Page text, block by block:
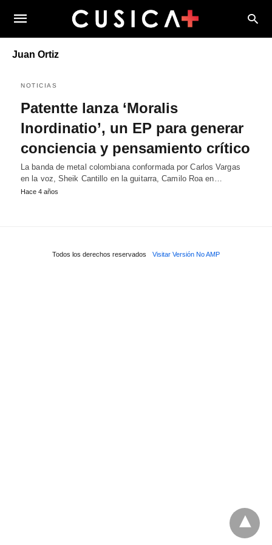
Juan Ortiz
NOTICIAS
Patentte lanza ‘Moralis
Inordinatio’, un EP para generar
conciencia y pensamiento crítico
La banda de metal colombiana conformada por Carlos Vargas
en la voz, Sheik Cantillo en la guitarra, Camilo Roa en…
Hace 4 años
Todos los derechos reservados Visitar Versión No AMP